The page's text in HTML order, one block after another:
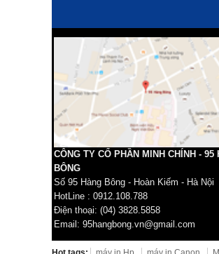
CÔNG TY CỔ PHẦN MINH CHÍNH - 95
BÔNG
Số 95 Hàng Bông - Hoàn Kiếm - Hà Nội
HotLine : 0912.108.788
Điện thoại: (04) 3828.5858
Email: 95hangbong.vn@gmail.com